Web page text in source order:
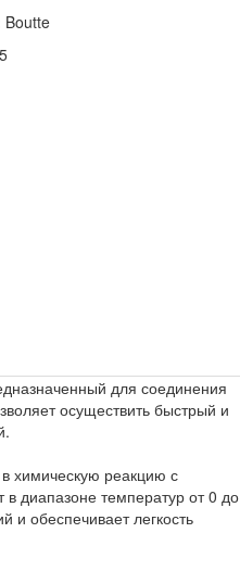
Boutte
для соединения
осуществить быстрый и
химическую реакцию с
диапазоне температур от 0 до
и обеспечивает легкость